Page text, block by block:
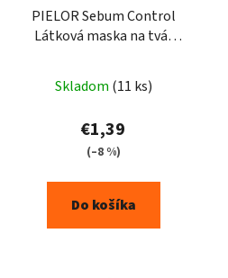
PIELOR Sebum Control
Látková maska na tvár
Skladom (11 ks)
€1,39
(–8 %)
Do košíka